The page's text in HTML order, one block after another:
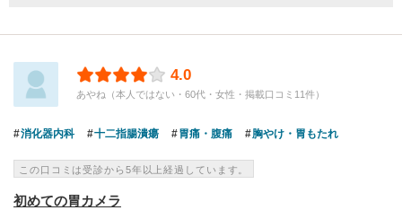
4.0
あやね（本人ではない・60代・女性・掲載口コミ11件）
消化器内科 十二指腸潰瘍 胃痛・腹痛 胸やけ・胃もたれ
この口コミは受診から5年以上経過しています。
初めての胃カメラ